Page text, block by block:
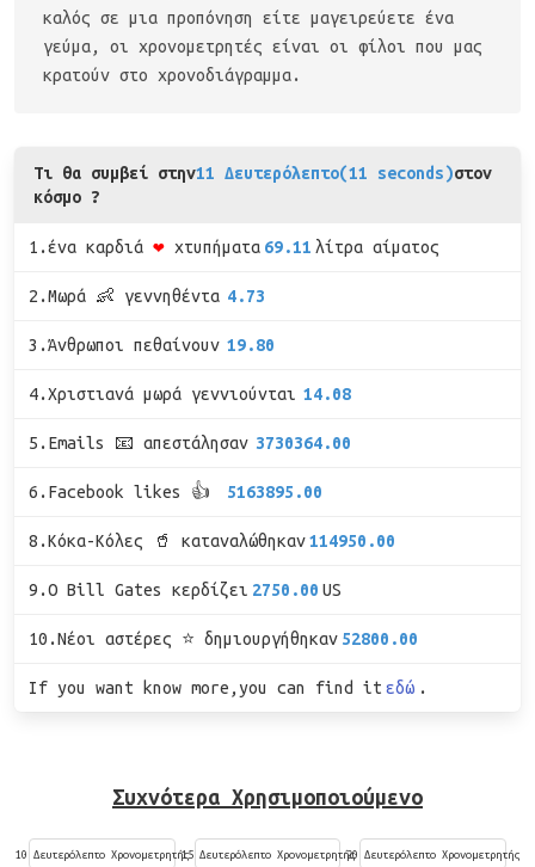
καλός σε μια προπόνηση είτε μαγειρεύετε ένα
γεύμα, οι χρονομετρητές είναι οι φίλοι που μας
κρατούν στο χρονοδιάγραμμα.
Τι θα συμβεί στην11 Δευτερόλεπτο(11 seconds)στον
κόσμο ?
1.ένα καρδιά ❤ χτυπήματα 69.11 λίτρα αίματος
2.Μωρά 👶 γεννηθέντα 4.73
3.Άνθρωποι πεθαίνουν 19.80
4.Χριστιανά μωρά γεννιούνται 14.08
5.Emails 📧 απεστάλησαν 3730364.00
6.Facebook likes 👍 5163895.00
8.Κόκα-Κόλες 🥤 καταναλώθηκαν114950.00
9.Ο Bill Gates κερδίζει 2750.00 US
10.Νέοι αστέρες ⭐ δημιουργήθηκαν 52800.00
If you want know more,you can find it εδώ .
Συχνότερα Χρησιμοποιούμενο
10 Δευτερόλεπτο Χρονομετρητής15 Δευτερόλεπτο Χρονομετρητής20 Δευτερόλεπτο Χρονομετρητής